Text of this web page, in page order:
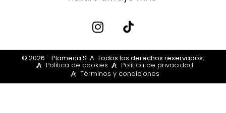
© 2026 - Plameca S. A. Todos los derechos reservados.
Política de cookies
Política de privacidad
Términos y condiciones